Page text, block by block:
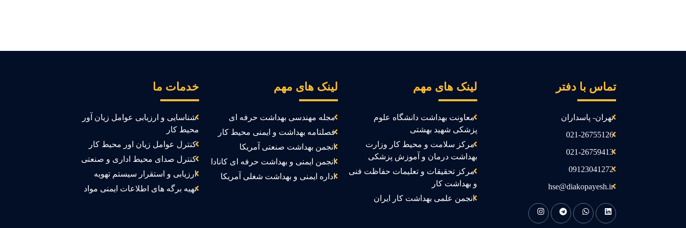
تماس با دفتر
تهران- پاسداران
021-26755126
021-26759413
09123041272
hse@diakopayesh.ir
لینک های مهم
معاونت بهداشت دانشگاه علوم
پزشکی شهید بهشتی
مرکز سلامت و محیط کار وزارت
بهداشت درمان و آموزش پزشکی
مرکز تحقیقات و تعلیمات حفاظت فنی
و بهداشت کار
انجمن علمی بهداشت کار ایران
لینک های مهم
مجله مهندسی بهداشت حرفه ای
فصلنامه بهداشت و ایمنی محیط کار
انجمن بهداشت صنعتی آمریکا
انجمن ایمنی و بهداشت حرفه ای کانادا
اداره ایمنی و بهداشت شغلی آمریکا
خدمات ما
شناسایی و ارزیابی عوامل زیان آور
محیط کار
کنترل عوامل زیان اور محیط کار
کنترل صدای محیط اداری و صنعتی
ارزیابی و استقرار سیستم تهویه
تهیه برگه های اطلاعات ایمنی مواد